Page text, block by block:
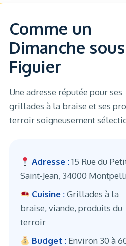
Comme un
Dimanche
Figuier
Une adresse réputée pour ses
grillades à la braise et ses
terroir soigneusement
Adresse :15 Rue du
Saint-Jean, 34000
Cuisine :Grillades à la
braise, viande, produits du
terroir
Budget : Environ 30 à